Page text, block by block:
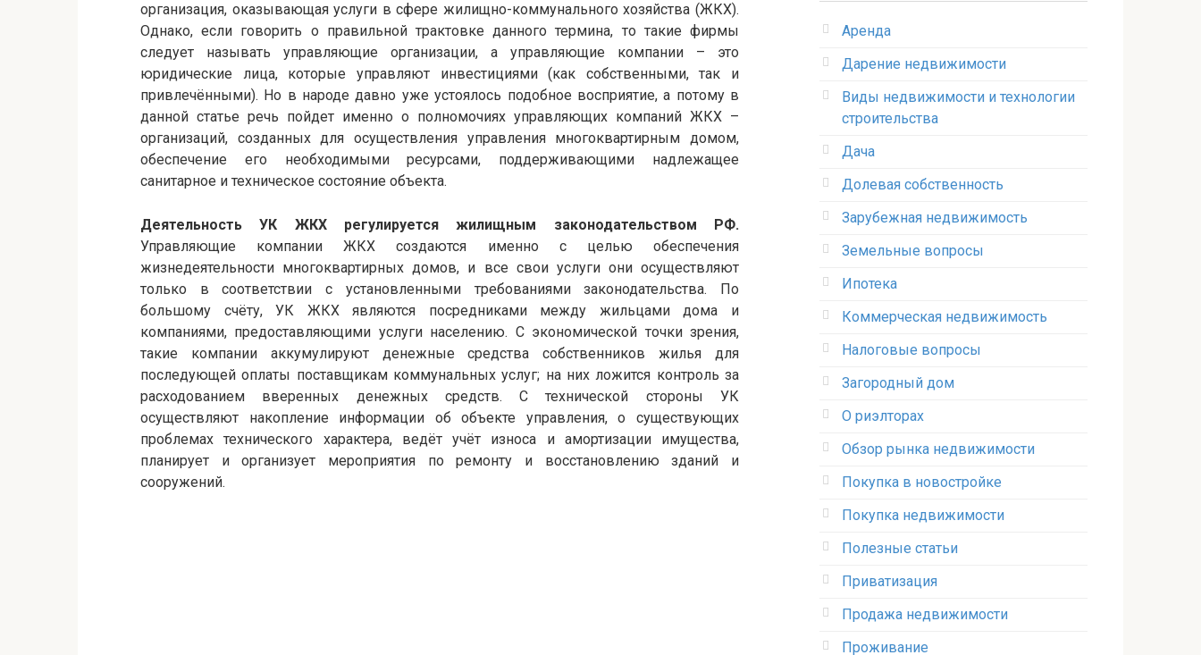
организация, оказывающая услуги в сфере жилищно-коммунального хозяйства (ЖКХ).
Однако, если говорить о правильной трактовке данного термина, то такие фирмы
следует называть управляющие организации, а управляющие компании – это
юридические лица, которые управляют инвестициями (как собственными, так и
привлечёнными). Но в народе давно уже устоялось подобное восприятие, а потому в
данной статье речь пойдет именно о полномочиях управляющих компаний ЖКХ –
организаций, созданных для осуществления управления многоквартирным домом,
обеспечение его необходимыми ресурсами, поддерживающими надлежащее
санитарное и техническое состояние объекта.
Деятельность УК ЖКХ регулируется жилищным законодательством РФ.
Управляющие компании ЖКХ создаются именно с целью обеспечения
жизнедеятельности многоквартирных домов, и все свои услуги они осуществляют
только в соответствии с установленными требованиями законодательства. По
большому счёту, УК ЖКХ являются посредниками между жильцами дома и
компаниями, предоставляющими услуги населению. С экономической точки зрения,
такие компании аккумулируют денежные средства собственников жилья для
последующей оплаты поставщикам коммунальных услуг; на них ложится контроль за
расходованием вверенных денежных средств. С технической стороны УК
осуществляют накопление информации об объекте управления, о существующих
проблемах технического характера, ведёт учёт износа и амортизации имущества,
планирует и организует мероприятия по ремонту и восстановлению зданий и
сооружений.
Аренда
Дарение недвижимости
Виды недвижимости и технологии
строительства
Дача
Долевая собственность
Зарубежная недвижимость
Земельные вопросы
Ипотека
Коммерческая недвижимость
Налоговые вопросы
Загородный дом
О риэлторах
Обзор рынка недвижимости
Покупка в новостройке
Покупка недвижимости
Полезные статьи
Приватизация
Продажа недвижимости
Проживание